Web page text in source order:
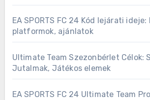
EA SPORTS FC 24 Kód lejárati
platformok, ajánlatok
Ultimate Team Szezonbérlet Célok:
Jutalmak, Játékos elemek
EA SPORTS FC 24 Ultimate Team